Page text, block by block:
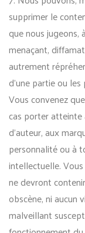
supprimer le
que nous
menaçant,
autrement
d’une partie ou
Vous convenez
cas porter
d’auteur, aux
personnalité ou à
intellectuelle.
ne devront
obscène, ni aucun
malveillant